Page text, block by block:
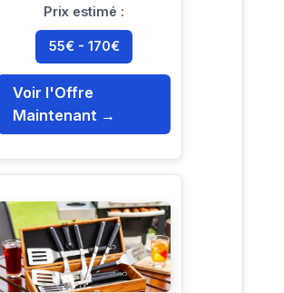
Prix estimé :
55€ - 170€
Voir l'Offre
Maintenant →